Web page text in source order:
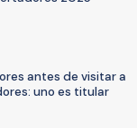
antes de visitar a
uno es titular